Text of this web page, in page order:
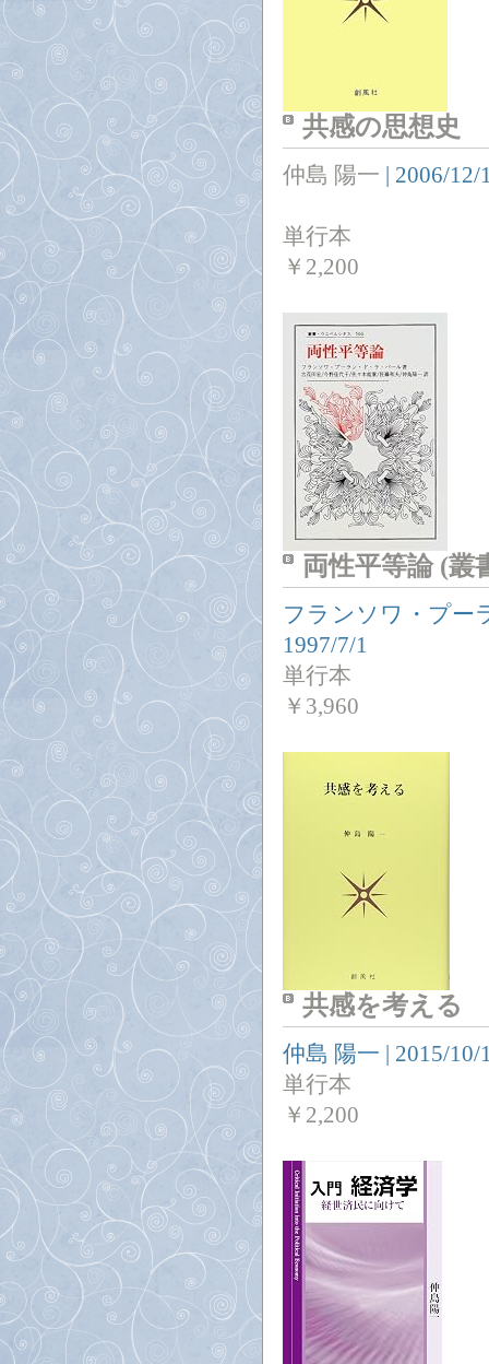
共感の思想史
仲島 陽一 | 2006/12/
単行本
￥ 2,200
両性平等論 (叢
フランソワ・プー
1997/7/1
単行本
￥ 3,960
共感を考える
仲島 陽一 | 2015/10/
単行本
￥ 2,200